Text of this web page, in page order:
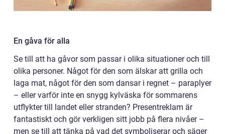
En gåva för alla
Se till att ha gåvor som passar i olika situationer och till
olika personer. Något för den som älskar att grilla och
laga mat, något för den som dansar i regnet – paraplyer
– eller varför inte en snygg kylväska för sommarens
utflykter till landet eller stranden? Presentreklam är
fantastiskt och gör verkligen sitt jobb på flera nivåer –
men se till att tänka på vad det symboliserar och säger